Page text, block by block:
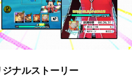
ナルストーリー